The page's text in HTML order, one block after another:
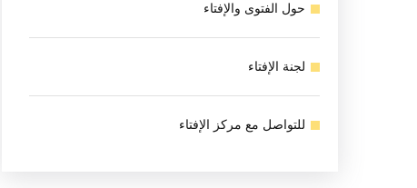
حول الفتوى والإفتاء
لجنة الإفتاء
للتواصل مع مركز الإفتاء